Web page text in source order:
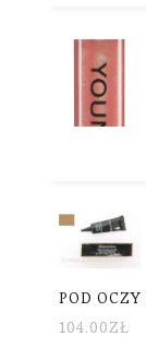
POD
104.00ZŁ